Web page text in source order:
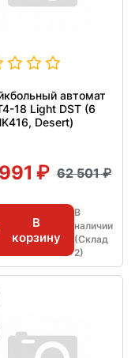
автомат
18 Light DST (6
Desert)
62 501
В
корзину
В
наличии
(Склад
2)